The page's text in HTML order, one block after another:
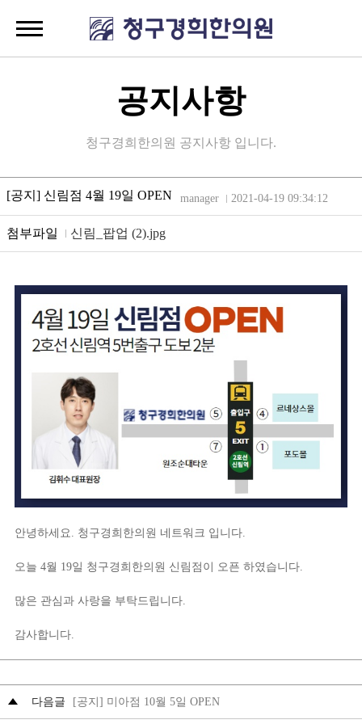
공지사항
청구경희한의원 공지사항 입니다.
[공지] 신림점 4월 19일 OPEN manager 2021-04-19 09:34:12
첨부파일 신림_팝업 (2).jpg
안녕하세요. 청구경희한의원 네트워크 입니다.
오늘 4월 19일 청구경희한의원 신림점이 오픈 하였습니다.
많은 관심과 사랑을 부탁드립니다.
감사합니다.
다음글 [공지] 미아점 10월 5일 OPEN